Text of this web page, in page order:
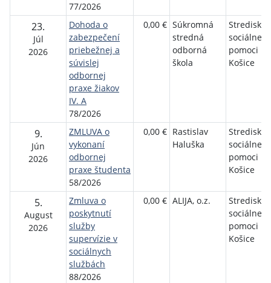
77/2026
23.
Júl
2026
Dohoda o
zabezpečení
priebežnej a
súvislej
odbornej
praxe žiakov
IV. A
78/2026
0,00 € Súkromná
stredná
odborná
škola
Stredisko
sociálnej
pomoci
Košice
9.
Jún
2026
ZMLUVA o
vykonaní
odbornej
praxe študenta
58/2026
0,00 € Rastislav
Haluška
Stredisko
sociálnej
pomoci
Košice
5.
August
2026
Zmluva o
poskytnutí
služby
supervízie v
sociálnych
službách
88/2026
0,00 € ALIJA, o.z.
Stredisko
sociálnej
pomoci
Košice